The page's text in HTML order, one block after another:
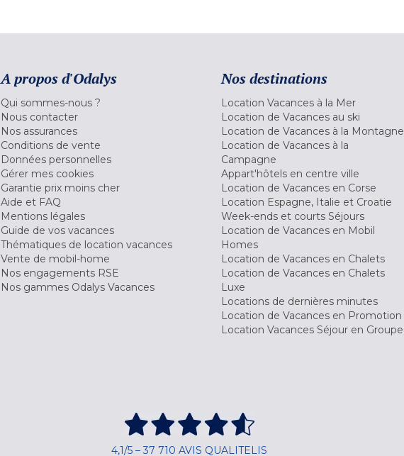
A propos d'Odalys
Qui sommes-nous ?
Nous contacter
Nos assurances
Conditions de vente
Données personnelles
Gérer mes cookies
Garantie prix moins cher
Aide et FAQ
Mentions légales
Guide de vos vacances
Thématiques de location vacances
Vente de mobil-home
Nos engagements RSE
Nos gammes Odalys Vacances
Nos destinations
Location Vacances à la Mer
Location de Vacances au ski
Location de Vacances à la Montagne
Location de Vacances à la
Campagne
Appart'hôtels en centre ville
Location de Vacances en Corse
Location Espagne, Italie et Croatie
Week-ends et courts Séjours
Location de Vacances en Mobil
Homes
Location de Vacances en Chalets
Location de Vacances en Chalets
Luxe
Locations de dernières minutes
Location de Vacances en Promotion
Location Vacances Séjour en Groupe
4,1/5 – 37 710 AVIS QUALITELIS